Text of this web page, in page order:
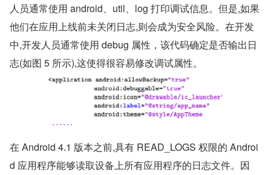
人员通常使用 android、util、log 打印调试信息。但是,如果
他们在应用上线前未关闭日志,则会成为安全风险。在开发
中,开发人员通常使用 debug 属性，该代码确定是否输出日
志(如图 5 所示),这使得很容易修改调试属性。
在 Android 4.1 版本之前,具有 READ_LOGS 权限的 Androi
d 应用程序能够读取设备上所有应用程序的日志文件。因